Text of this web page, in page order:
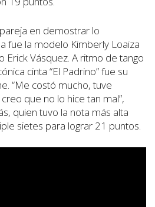
en demostrar lo
fue la modelo Kimberly Loaiza
Erick Vásquez. A ritmo de tango
cinta “El Padrino” fue su
“Me costó mucho, tuve
que no lo hice tan mal”,
quien tuvo la nota más alta
sietes para lograr 21 puntos.